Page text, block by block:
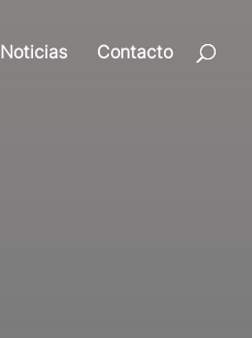
Noticias Contacto